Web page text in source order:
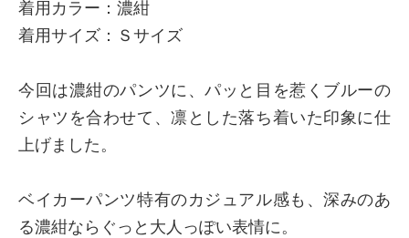
着用カラー：濃紺
着用サイズ：Ｓサイズ
今回は濃紺のパンツに、パッと目を惹くブルーの
シャツを合わせて、凛とした落ち着いた印象に仕
上げました。
ベイカーパンツ特有のカジュアル感も、深みのあ
る濃紺ならぐっと大人っぽい表情に。